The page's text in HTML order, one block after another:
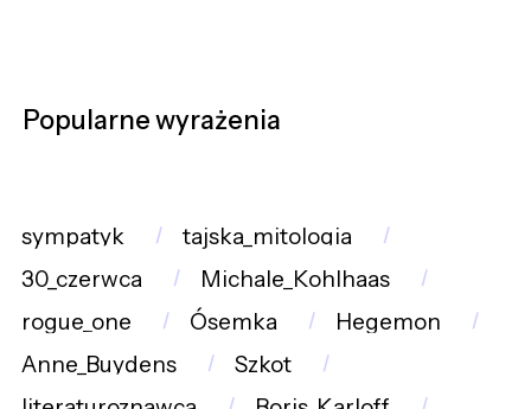
Popularne wyrażenia
sympatyk
tajska_mitologia
30_czerwca
Michale_Kohlhaas
rogue_one
Ósemka
Hegemon
Anne_Buydens
Szkot